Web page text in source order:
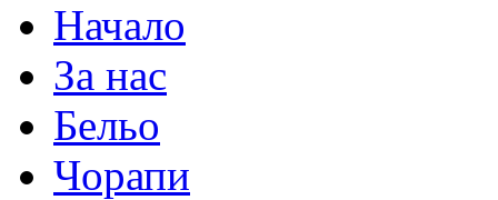
Начало
За нас
Бельо
Чорапи